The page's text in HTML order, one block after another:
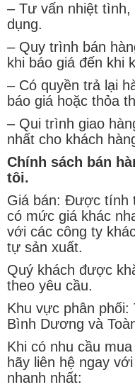
– Tư vấn nhiệt
dụng.
– Quy trình bán
khi báo giá đến khi
– Có quyền trả lại
báo giá hoặc thỏa
– Qui trình giao
nhất cho khách
Chính sách bán
tôi.
Giá bán: Được tính
có mức giá khác
với các công ty
tự sản xuất.
Quý khách được
theo yêu cầu.
Khu vực phân phối:
Bình Dương và
Khi có nhu cầu mua
hãy liên hệ ngay
nhanh nhất: